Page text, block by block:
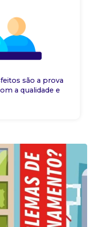
são a prova
a qualidade e